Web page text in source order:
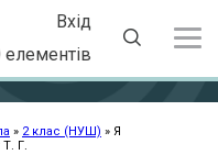
User
account
menu
Вхід
елементів
2 клас (НУШ)
Я
Г.